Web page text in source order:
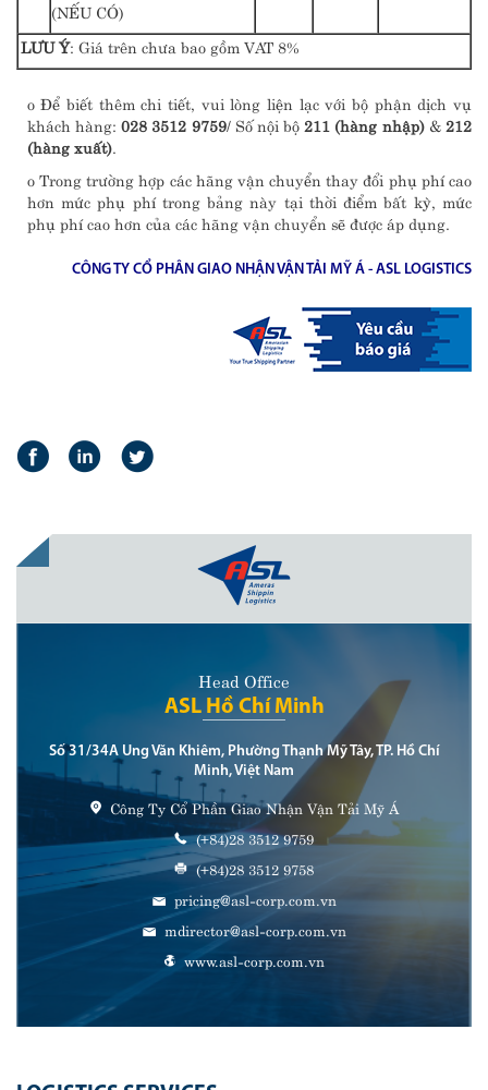
(NẾU CÓ)
LƯU Ý: Giá trên chưa bao gồm VAT 8%
o Để biết thêm chi tiết, vui lòng liện lạc với bộ phận dịch vụ
khách hàng:028 3512 9759/ Số nội bộ 211 (hàng nhập)& 212
(hàng xuất).
o Trong trường hợp các hãng vận chuyển thay đổi phụ phí cao
hơn mức phụ phí trong bảng này tại thời điểm bất kỳ, mức
phụ phí cao hơn của các hãng vận chuyển sẽ được áp dụng.
CÔNG TY CỔ PHÂN GIAO NHẬN VẬN TẢI MỸ Á - ASL LOGISTICS
Head Office
ASL Hồ Chí Minh
Số 31/34A Ung Văn Khiêm, Phường Thạnh Mỹ Tây, TP. Hồ Chí
Minh, Việt Nam
Công Ty Cổ Phần Giao Nhận Vận Tải Mỹ Á
(+84)28 3512 9759
(+84)28 3512 9758
pricing@asl-corp.com.vn
mdirector@asl-corp.com.vn
www.asl-corp.com.vn